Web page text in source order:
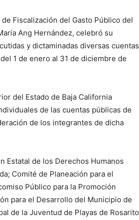
Fiscalización del Gasto Público del
Ang Hernández, celebró su
y dictaminadas diversas cuentas
1 de enero al 31 de diciembre de
del Estado de Baja California
de las cuentas públicas de
de los integrantes de dicha
Estatal de los Derechos Humanos
Comité de Planeación para el
Público para la Promoción
para el Desarrollo del Municipio de
de la Juventud de Playas de Rosarito